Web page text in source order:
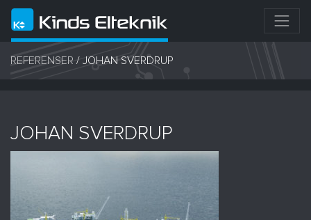
REFERENSER / JOHAN SVERDRUP
JOHAN SVERDRUP